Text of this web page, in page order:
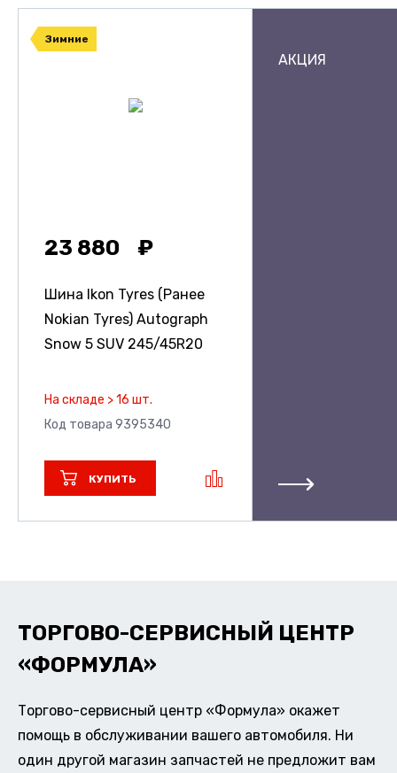
Зимние
23 880
Шина Ikon Tyres (Ранее
Nokian Tyres) Autograph
Snow 5 SUV 245/45R20
На складе > 16 шт.
Код товара 9395340
КУПИТЬ
АКЦИЯ
ТОРГОВО-СЕРВИСНЫЙ ЦЕНТР
«ФОРМУЛА»
Торгово-сервисный центр «Формула» окажет
помощь в обслуживании вашего автомобиля. Ни
один другой магазин запчастей не предложит вам